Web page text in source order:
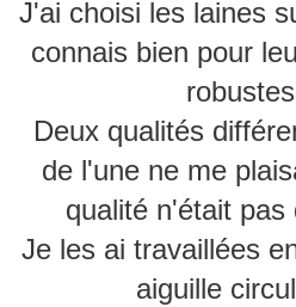
J'ai choisi les laines
connais bien pour
Deux qualités
de l'une ne me
qualité n'était pas
Je les ai travaillées
aiguille